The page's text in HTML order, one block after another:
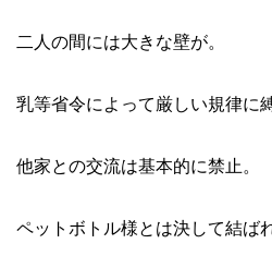
二人の間には大きな壁が。
乳等省令によって厳しい規律に
他家との交流は基本的に禁止。
ペットボトル様とは決して結ば